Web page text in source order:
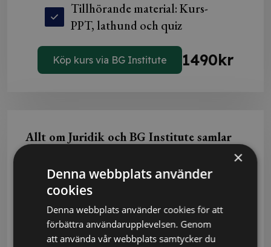
Tillhörande material: Kurs-
PPT, lathund och quiz
Köp kurs via BG Institute 1490kr
Allt om Juridik och BG Institute samlar
nu sina e-kurser på ett och samma ställe!
Just nu pågår arbetet med att flytta e-kurserna
från Allt om Juridik till BG Institutes
webbplats, och under en övergångsperiod
kommer vissa kurser fortfarande finnas kvar
×
Denna webbplats använder
cookies
Denna webbplats använder cookies för att
förbättra användarupplevelsen. Genom
att använda vår webbplats samtycker du